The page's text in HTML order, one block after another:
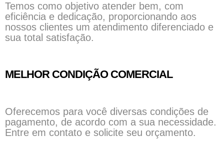
Temos como objetivo atender bem, com
eficiência e dedicação, proporcionando aos
nossos clientes um atendimento diferenciado e
sua total satisfação.
MELHOR CONDIÇÃO COMERCIAL
Oferecemos para você diversas condições de
pagamento, de acordo com a sua necessidade.
Entre em contato e solicite seu orçamento.